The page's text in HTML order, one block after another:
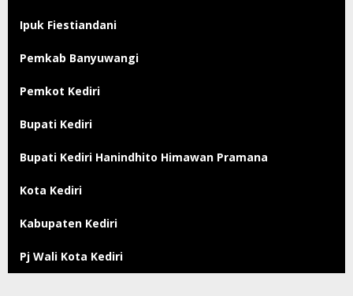
Ipuk Fiestiandani
Pemkab Banyuwangi
Pemkot Kediri
Bupati Kediri
Bupati Kediri Hanindhito Himawan Pramana
Kota Kediri
Kabupaten Kediri
Pj Wali Kota Kediri